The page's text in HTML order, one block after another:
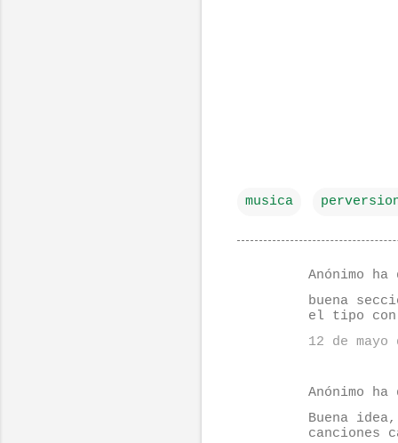
musica
Anónimo ha
buena
el tipo con
12 de
Anónimo ha
Buena
canciones